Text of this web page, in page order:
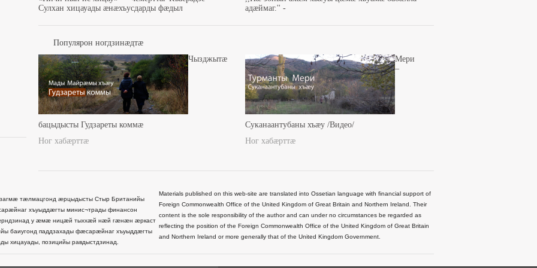
Сулхан хицауады æнæхъусдарды фæдыл
адæймаг.'' -
Популярон ногдзинæдтæ
Чызджытæ
бацыдысты Гудзареты коммæ
Ног хабæрттæ
Мери
–
Суканаантубаны хъæу /Видео/
Ног хабæрттæ
тæлмацгонд æрцыдысты Стыр Британийы
хъуыддæгты минис¬трады финансон
у æмæ ницæй тыххæй нæй гæнæн æркаст
баиугонд паддзахады фæсарæйнаг хъуыддæгты
хицауады, позицийы равдыстдзинад.
Materials published on this web-site are translated into Ossetian language with financial support of
Foreign Commonwealth Office of the United Kingdom of Great Britain and Northern Ireland. Their
content is the sole responsibility of the author and can under no circumstances be regarded as
reflecting the position of the Foreign Commonwealth Office of the United Kingdom of Great Britain
and Northern Ireland or more generally that of the United Kingdom Government.